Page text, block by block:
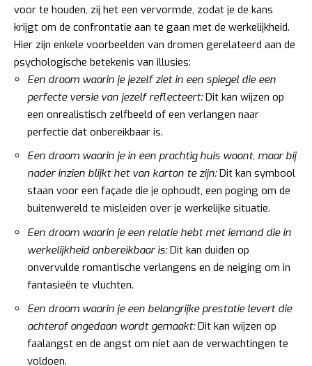
voor te houden, zij het een vervormde, zodat je de kans
krijgt om de confrontatie aan te gaan met de werkelijkheid.
Hier zijn enkele voorbeelden van dromen gerelateerd aan de
psychologische betekenis van illusies:
Een droom waarin je jezelf ziet in een spiegel die een
perfecte versie van jezelf reflecteert:Dit kan wijzen op
een onrealistisch zelfbeeld of een verlangen naar
perfectie dat onbereikbaar is.
Een droom waarin je in een prachtig huis woont, maar bij
nader inzien blijkt het van karton te zijn:Dit kan symbool
staan voor een façade die je ophoudt, een poging om de
buitenwereld te misleiden over je werkelijke situatie.
Een droom waarin je een relatie hebt met iemand die in
werkelijkheid onbereikbaar is:Dit kan duiden op
onvervulde romantische verlangens en de neiging om in
fantasieën te vluchten.
Een droom waarin je een belangrijke prestatie levert die
achteraf ongedaan wordt gemaakt:Dit kan wijzen op
faalangst en de angst om niet aan de verwachtingen te
voldoen.